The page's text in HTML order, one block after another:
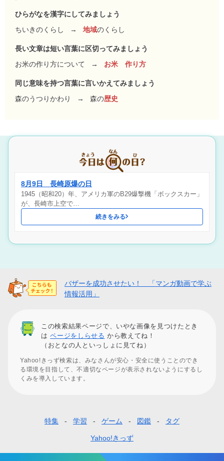
ひらがなを漢字にしてみましょう
ちいきのくらし
→ 地域のくらし
長い文章は短い言葉に区切ってみましょう
お米の作り方について
→ お米 作り方
同じ意味を持つ言葉に言いかえてみましょう
森のうつりかわり
→ 森の歴史
8月9日 長崎原爆の日
1945（昭和20）年、アメリカ軍のB29爆撃機「ボックスカー」
が、長崎市上空で…
続きをみる
バザーを成功させたい！ 「マンガ動画で学ぶ
情報活用」
この検索結果ページで、いやな画像を見つけたとき
はページをしらせる から教えてね！
（おとなの人といっしょに見てね）
Yahoo!きっず検索は、みなさんが安心・安全に使うことのでき
る環境を目指して、不適切なページが表示されないようにするし
くみを導入しています。
タ
特集 学習 ゲーム 図鑑 タグ
Yahoo!きっず